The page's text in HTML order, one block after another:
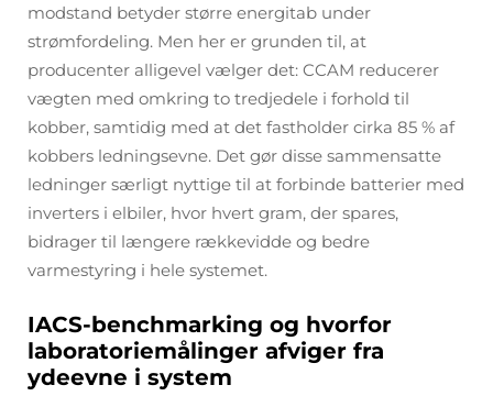
modstand betyder større energitab under
strømfordeling. Men her er grunden til, at
producenter alligevel vælger det: CCAM reducerer
vægten med omkring to tredjedele i forhold til
kobber, samtidig med at det fastholder cirka 85 % af
kobbers ledningsevne. Det gør disse sammensatte
ledninger særligt nyttige til at forbinde batterier med
inverters i elbiler, hvor hvert gram, der spares,
bidrager til længere rækkevidde og bedre
varmestyring i hele systemet.
IACS-benchmarking og hvorfor
laboratoriemålinger afviger fra
ydeevne i system